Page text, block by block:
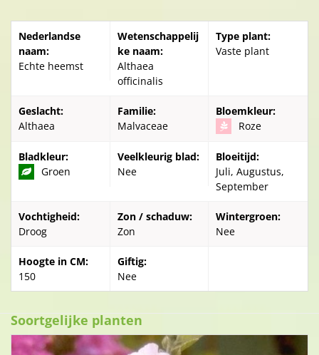
Nederlandse
naam:
Echte heemst
Wetenschappelij
ke naam:
Althaea
officinalis
Type plant:
Vaste plant
Geslacht:
Althaea
Familie:
Malvaceae
Bloemkleur:
Roze
Bladkleur:
Groen
Veelkleurig blad:
Nee
Bloeitijd:
Juli, Augustus,
September
Vochtigheid:
Droog
Zon / schaduw:
Zon
Wintergroen:
Nee
Hoogte in CM:
150
Giftig:
Nee
Soortgelijke planten